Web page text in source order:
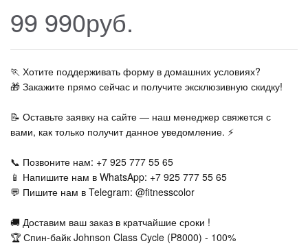
99 990руб.
🏃‍ Хотите поддерживать форму в домашних условиях?
🎁 Закажите прямо сейчас и получите эксклюзивную скидку!
📝 Оставьте заявку на сайте — наш менеджер свяжется с
вами, как только получит данное уведомление. ⚡
📞 Позвоните нам: +7 925 777 55 65
📱 Напишите нам в WhatsApp: +7 925 777 55 65
💬 Пишите нам в Telegram: @fitnesscolor
🚚 Доставим ваш заказ в кратчайшие сроки !
🏆 Спин-байк Johnson Class Cycle (P8000) - 100%